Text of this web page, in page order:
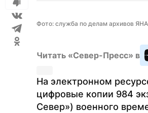
Фото: служба по делам архивов
Читать «Север-Пресс» в
На электронном
цифровые копии 984
Север») военного